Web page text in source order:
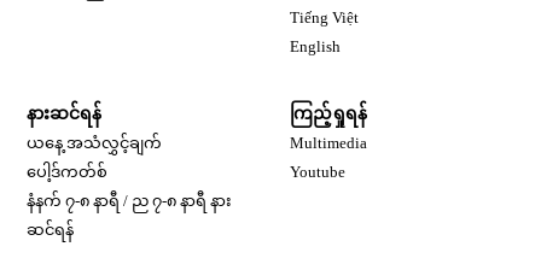
Tiếng Việt
English
နားဆင်ရန်
ယနေ့ အသံလွှင့်ချက်
ပေါ့ဒ်ကတ်စ်
နံနက် ၇-၈ နာရီ / ည ၇-၈ နာရီ နား
ဆင်ရန်
ကြည့်ရှုရန်
Multimedia
Youtube